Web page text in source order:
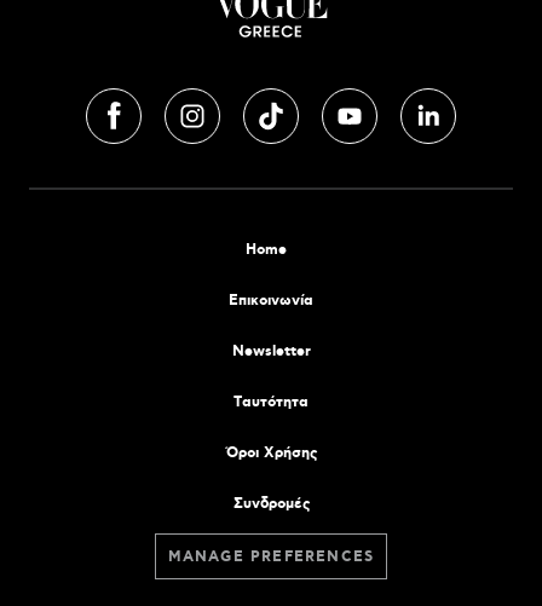
Home
Επικοινωνία
Newsletter
Tαυτότητα
Όροι Χρήσης
Συνδρομές
MANAGE PREFERENCES